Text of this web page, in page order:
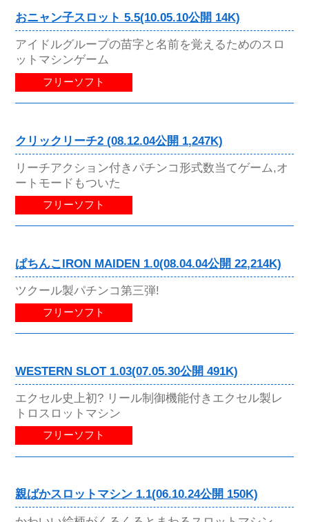
おニャン子スロット 5.5(10.05.10公開 14K)
アイドルグループの苗字と名前を覚えるためのスロ
ットマシンゲーム
フリーソフト
クリックリーチ2 (08.12.04公開 1,247K)
リーチアクション付きパチンコ形式数当てゲーム,オ
ートモードもついた
フリーソフト
ぱちんこIRON MAIDEN 1.0(08.04.04公開 22,214K)
ツクール製パチンコ第三弾!
フリーソフト
WESTERN SLOT 1.03(07.05.30公開 491K)
エクセル史上初? リール制御機能付きエクセル製レ
トロスロットマシン
フリーソフト
親ばかスロットマシン 1.1(06.10.24公開 150K)